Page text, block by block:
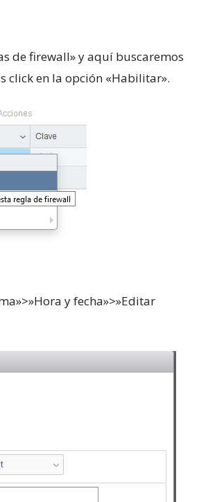
de firewall» y aquí buscaremos
click en la opción «Habilitar».
y fecha»>»Editar